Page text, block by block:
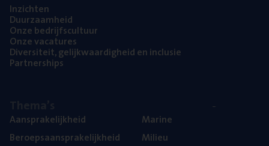
Inzich­ten
Duur­zaam­heid
Onze bedrijfs­cul­tuur
Onze vaca­tu­res
Diver­si­teit, gelijk­waar­dig­heid en inclusie
Part­ner­ships
Aan­spra­ke­lijk­heid
Beroeps­aan­spra­ke­lijk­heid
Mari­ne
Mili­eu